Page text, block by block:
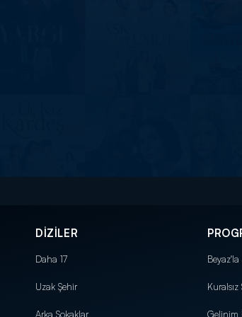
DİZİLER
Daha 17
Uzak Şehir
Arka Sokaklar
Beyaz'la
Gelinim